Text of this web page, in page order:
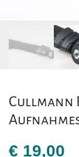
Cullmann
€ 19,00